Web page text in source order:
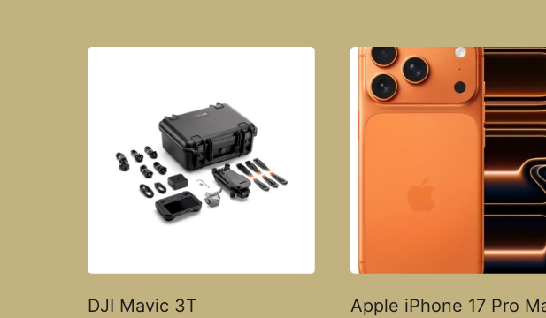
DJI Mavic 3T
Apple iPhone 17 Pro